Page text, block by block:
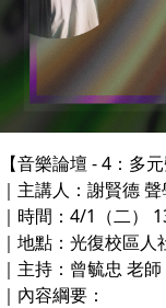
【音樂論壇 - 4：多
｜主講人：謝賢德
｜時間：4/1（二）
｜地點：光復校區
｜主持：曾毓忠 老師
｜內容綱要：